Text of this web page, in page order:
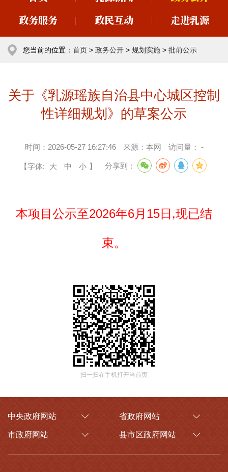
政务服务
政民互动 走进乳源
您当前的位置： 首页 > 政务公开 > 规划实施 > 批前公示
关于《乳源瑶族自治县中心城区控制
性详细规划》的草案公示
时间： 2026-05-27 16:27:46 来源： 本网 访问量： -
【字体: 大 中 小 】 分享到：
本项目公示至2026年6月15日,现已结
束。
扫一扫在手机打开当前页
中央政府网站 省政府网站
市政府网站 县市区政府网站